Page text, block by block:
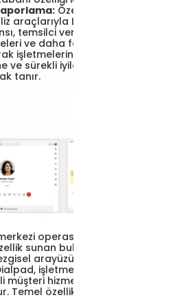
Özelleştirilebilir
araçlarıyla LiveAgent, çağrı
temsilci verimliliği, müşteri
ve daha fazlası hakkında
işletmelerin operasyonlarını
ve sürekli iyileştirme
tanır.
operasyonlarını
sunan bulut tabanlı bir
arayüzü ve yapay zeka
işletmelerin
müşteri hizmetleri deneyimleri
Temel özellikler şunlardır: